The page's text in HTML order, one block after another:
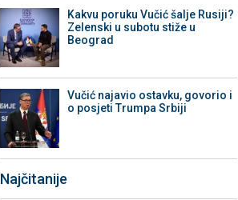
Kakvu poruku Vučić šalje Rusiji?
Zelenski u subotu stiže u
Beograd
Vučić najavio ostavku, govorio i
o posjeti Trumpa Srbiji
Najčitanije